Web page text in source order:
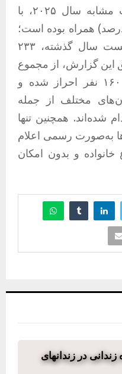
این آمار در مقایسه با مدت مشابه سال ۲۰۲۵، با
۷۳ موردی (حدود ۳۱ درصد) همراه بوده است؛
در حالی که در سه‌ماهه نخست سال گذشته، ۲۳۳
این گزارش، از مجموع
اعدام‌شدگان، هویت تمامی ۱۶۰ نفر احراز شده و
زندان‌های مختلف از جمله
شده‌اند. همچنین تنها
به‌صورت رسمی اعلام
خانواده و بدون امکان
در زندانهای